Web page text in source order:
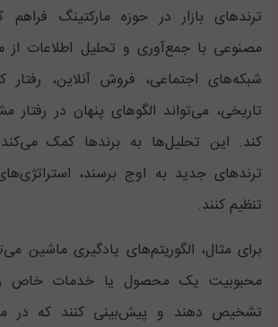
ترندهای بازار در حوزه مارکتینگ
مصنوعی با جمع‌آوری و تحلیل اطلاعات از
شبکه‌های اجتماعی، فروش آنلاین، رفتار
تاریخی، می‌تواند الگوهای پنهان در رفتار
کند. این تحلیل‌ها به برندها کمک
ترندهای جدید به اوج برسند،
تنظیم کنند.
برای مثال، الگوریتم‌های یادگیری ماشین
محبوبیت یک محصول یا خدمات خاص
تشخیص دهند و پیش‌بینی کنند که در